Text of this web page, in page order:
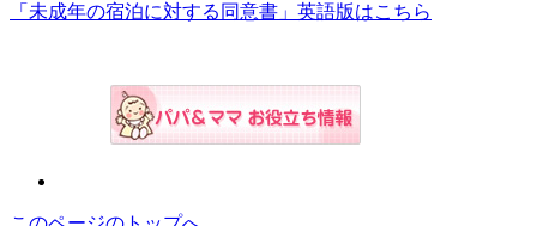
「未成年の宿泊に対する同意書」英語版はこちら